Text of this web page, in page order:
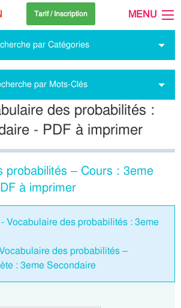
Tarif / Inscription MENU
par Catégories
par Mots-Clés
des probabilités :
- PDF à imprimer
probabilités – Cours : 3eme
à imprimer
Vocabulaire des probabilités : 3eme
des probabilités –
: 3eme Secondaire